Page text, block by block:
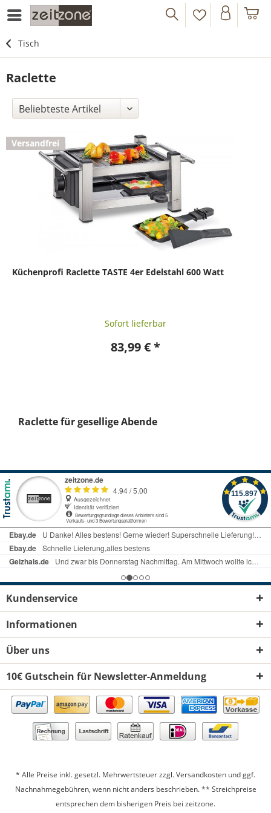
Tisch
Raclette
Raclette für gesellige Abende
Versandfrei
Küchenprofi Raclette TASTE 4er Edelstahl 600 Watt
Sofort lieferbar
83,99 € *
Kundenservice
Informationen
Über uns
10€ Gutschein für Newsletter-Anmeldung
* Alle Preise inkl. gesetzl. Mehrwertsteuer zzgl.Versandkosten und ggf.
Nachnahmegebühren, wenn nicht anders beschrieben. ** Streichpreise
entsprechen dem bisherigen Preis bei zeitzone.